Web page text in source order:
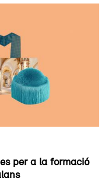
per a la formació